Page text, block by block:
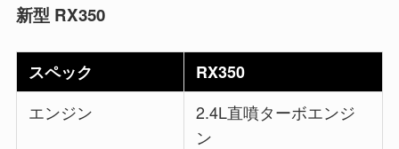
新型 RX350
スペック
RX350
エンジン
2.4L直噴ターボエンジ
ン